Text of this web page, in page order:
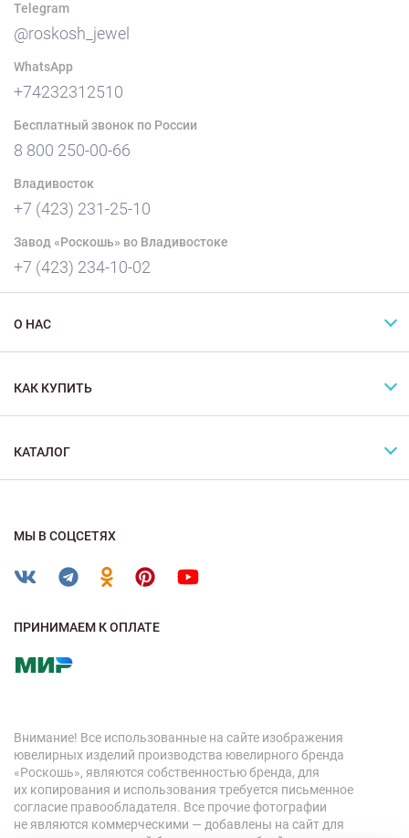
Telegram
@roskosh_jewel
WhatsApp
+74232312510
Бесплатный звонок по России
8 800 250-00-66
Владивосток
+7 (423) 231-25-10
Завод «Роскошь» во Владивостоке
+7 (423) 234-10-02
О НАС
КАК КУПИТЬ
КАТАЛОГ
МЫ В СОЦСЕТЯХ
ПРИНИМАЕМ К ОПЛАТЕ
Внимание! Все использованные на сайте изображения
ювелирных изделий производства ювелирного бренда
«Роскошь», являются собственностью бренда, для
их копирования и использования требуется письменное
согласие правообладателя. Все прочие фотографии
не являются коммерческими — добавлены на сайт для